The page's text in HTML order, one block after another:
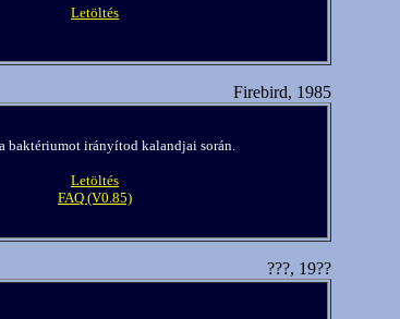
Letöltés
Firebird, 1985
baktériumot irányítod kalandjai során.
Letöltés
FAQ (V0.85)
???, 19??